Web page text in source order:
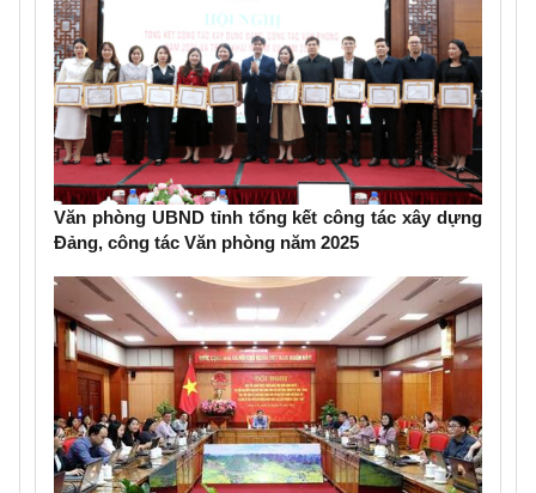
Văn phòng UBND tỉnh tổng kết công tác xây dựng
Đảng, công tác Văn phòng năm 2025